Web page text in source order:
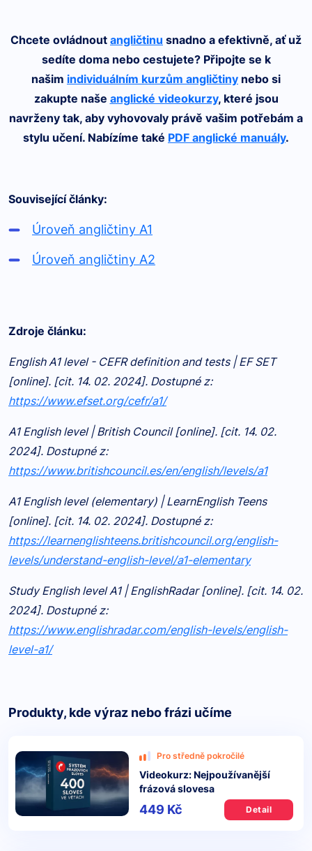
Chcete ovládnout angličtinu snadno a efektivně, ať už
sedíte doma nebo cestujete? Připojte se k
našim individuálním kurzům angličtiny nebo si
zakupte naše anglické videokurzy, které jsou
navrženy tak, aby vyhovovaly právě vašim potřebám a
stylu učení. Nabízíme také PDF anglické manuály.
Související články:
Úroveň angličtiny A1
Úroveň angličtiny A2
Zdroje článku:
English A1 level - CEFR definition and tests | EF SET
[online]. [cit. 14. 02. 2024]. Dostupné z:
https://www.efset.org/cefr/a1/
A1 English level | British Council [online]. [cit. 14. 02.
2024]. Dostupné z:
https://www.britishcouncil.es/en/english/levels/a1
A1 English level (elementary) | LearnEnglish Teens
[online]. [cit. 14. 02. 2024]. Dostupné z:
https://learnenglishteens.britishcouncil.org/english-
levels/understand-english-level/a1-elementary
Study English level A1 | EnglishRadar [online]. [cit. 14. 02.
2024]. Dostupné z:
https://www.englishradar.com/english-levels/english-
level-a1/
Produkty, kde výraz nebo frázi učíme
Pro středně pokročilé
Videokurz: Nejpoužívanější
frázová slovesa
449 Kč Detail